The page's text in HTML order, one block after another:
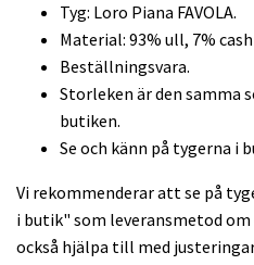
Tyg: Loro Piana FAVOLA.
Material: 93% ull, 7%
Beställningsvara.
Storleken är den samma
butiken.
Se och känn på tygerna i
Vi rekommenderar att se på
i butik" som leveransmetod
också hjälpa till med